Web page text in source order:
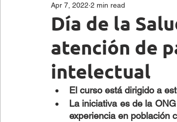
ODS y Política Pública Empleo
Snowboard Equitación
Salud Mental eSports Baloncesto
Día de la
atención de
intelectual
Apr 7, 2022 2 min read
El curso está dirigido a
La iniciativa es de la
experiencia en población